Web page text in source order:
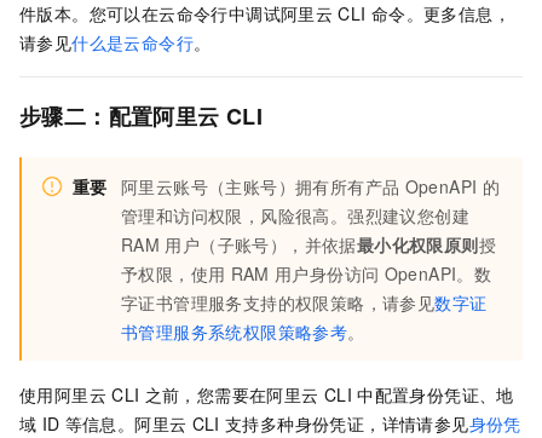
件版本。您可以在云命令行中调试阿里云 CLI 命令。更多信息，
请参见什么是云命令行。
步骤二：配置阿里云 CLI
重要 阿里云账号（主账号）拥有所有产品 OpenAPI 的
管理和访问权限，风险很高。强烈建议您创建
RAM 用户（子账号），并依据最小化权限原则授
予权限，使用 RAM 用户身份访问 OpenAPI。 数
字证书管理服务支持的权限策略，请参见数字证
书管理服务系统权限策略参考。
使用阿里云 CLI 之前，您需要在阿里云 CLI 中配置身份凭证、地
域 ID 等信息。阿里云 CLI 支持多种身份凭证，详情请参见身份凭